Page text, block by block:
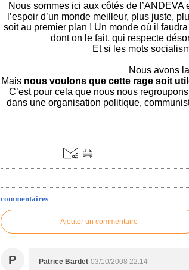
Nous sommes ici aux côtés de
l’espoir d’un monde meilleur, plus juste,
soit au premier plan ! Un monde où il
dont on le fait, qui respecte
Et si les mots
Nous avons
Mais nous voulons que cette rage soit
C’est pour cela que nous nous
dans une organisation politique,
commentaires
Ajouter un commentaire
P Patrice Bardet 03/10/2008 22:14